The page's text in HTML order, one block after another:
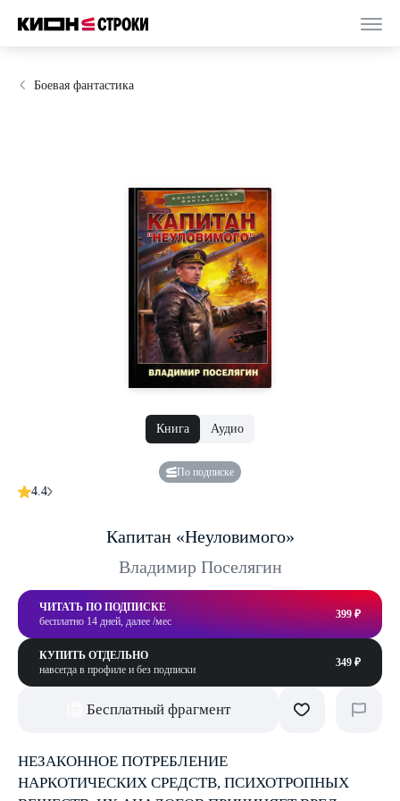
Боевая фантастика
Книга Аудио
По подписке
4.4
Капитан «Неуловимого»
Владимир Поселягин
ЧИТАТЬ ПО ПОДПИСКЕ
бесплатно 14 дней, далее /мес
399 ₽
КУПИТЬ ОТДЕЛЬНО
навсегда в профиле и без подписки
349 ₽
Бесплатный фрагмент
НЕЗАКОННОЕ ПОТРЕБЛЕНИЕ
НАРКОТИЧЕСКИХ СРЕДСТВ, ПСИХОТРОПНЫХ